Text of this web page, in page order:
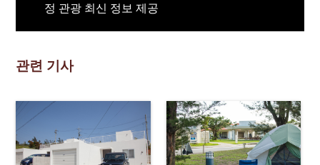
정 관광 최신 정보 제공
관련 기사